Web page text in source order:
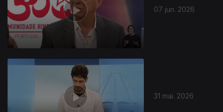
07 jun. 2026
31 mai. 2026